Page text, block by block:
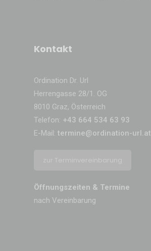
Kontakt
Ordination Dr. Url
Herrengasse 28/1. OG
8010 Graz, Österreich
Telefon: +43 664 534 63 93
E-Mail: termine@ordination-url.at
zur Terminvereinbarung
Öffnungszeiten & Termine
nach Vereinbarung